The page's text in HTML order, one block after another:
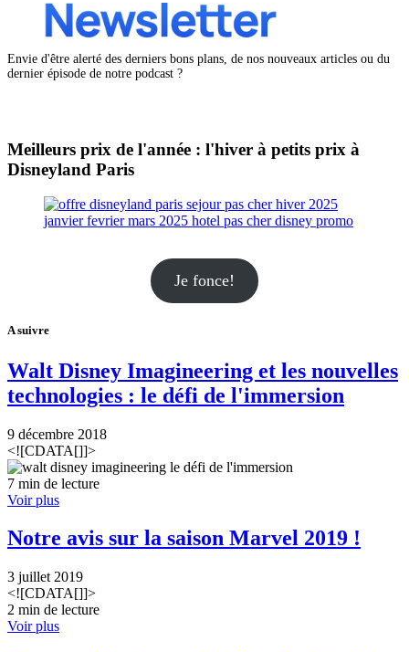
Envie d'être alerté des derniers bons plans, de nos nouveaux articles ou du
dernier épisode de notre podcast ?
Meilleurs prix de l'année : l'hiver à petits prix à
Disneyland Paris
Je fonce!
A suivre
Walt Disney Imagineering et les nouvelles
technologies : le défi de l'immersion
9 décembre 2018
<![CDATA[]]>
7 min de lecture
Voir plus
Notre avis sur la saison Marvel 2019 !
3 juillet 2019
<![CDATA[]]>
2 min de lecture
Voir plus